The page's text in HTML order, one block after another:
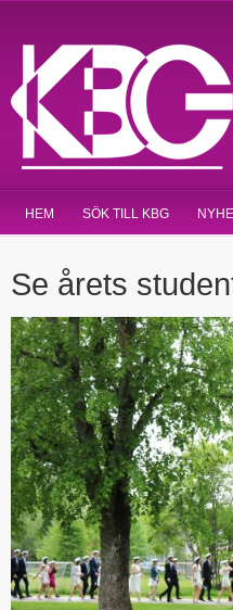
HEM SÖK TILL KBG
Se årets